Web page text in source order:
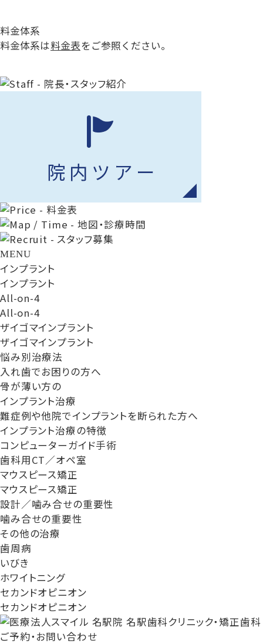
料金体系
料金体系は料金表をご参照ください。
MENU
インプラント
インプラント
All-on-4
All-on-4
ザイゴマインプラント
ザイゴマインプラント
悩み別治療法
入れ歯でお困りの方へ
骨が薄い方の
インプラント治療
難症例や他院でインプラントを断られた方へ
インプラント治療の特徴
コンピューターガイド手術
歯科用CT／オペ室
マウスピース矯正
マウスピース矯正
設計／噛み合せの重要性
噛み合せの重要性
その他の治療
歯周病
いびき
ホワイトニング
セカンドオピニオン
セカンドオピニオン
ご予約・お問い合わせ